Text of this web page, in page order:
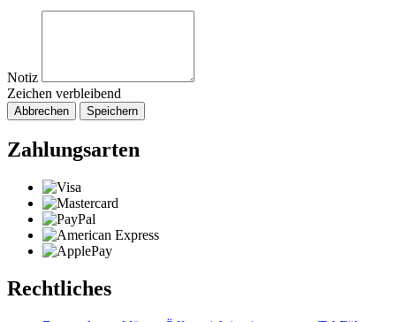
Notiz
Zeichen verbleibend
Abbrechen Speichern
Zahlungsarten
Rechtliches